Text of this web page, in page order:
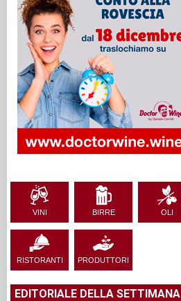
VINI BIRRE OLI
RISTORANTI PRODUTTORI
EDITORIALE DELLA SETTIMANA